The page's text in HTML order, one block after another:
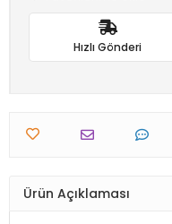
Hızlı Gönderi
Ürün Açıklaması